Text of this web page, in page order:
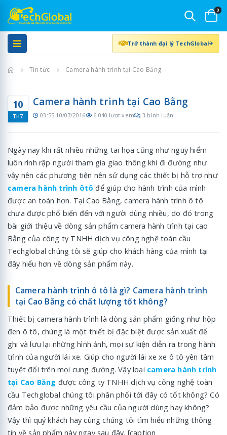
0
Trở thành đại lý TechGlobal
Trang chủ
Tin tức Camera hành trình tại Cao Bằng
10
TH7
Camera hành trình tại Cao Bằng
03:55 10/07/2016 6.040 lượt xem 3 bình luận
Ngày nay khi rất nhiều những tai họa cũng như nguy hiểm
luôn rình rập người tham gia giao thông khi đi đường như
vậy nên các phương tiện nên sử dụng các thiết bị hỗ trợ như
camera hành trình ôtô để giúp cho hành trình của mình
được an toàn hơn. Tại Cao Bằng, camera hành trình ô tô
chưa được phổ biến đến với người dùng nhiều, do đó trong
bài giới thiệu về dòng sản phẩm camera hành trình tại cao
Bằng của công ty TNHH dịch vụ công nghệ toàn cầu
Techglobal chúng tôi sẽ giúp cho khách hàng của mình tại
đây hiểu hơn về dòng sản phẩm này.
Camera hành trình ô tô là gì? Camera hành trình
tại Cao Bằng có chất lượng tốt không?
Thiết bị camera hành trình là dòng sản phẩm giống như hộp
đen ô tô, chúng là một thiết bị đặc biệt được sản xuất để
ghi và lưu lại những hình ảnh, mọi sự kiện diễn ra trong hành
trình của người lái xe. Giúp cho người lái xe xe ô tô yên tâm
tuyệt đối trên mọi cung đường. Vậy loại camera hành trình
tại Cao Bằng được công ty TNHH dịch vụ công nghệ toàn
cầu Techglobal chúng tôi phân phối tới đây có tốt không? Có
đảm bảo được những yêu cầu của người dùng hay không?
Vậy thì quý khách hãy cùng chúng tôi tìm hiểu những thông
tin về sản phẩm này ngay sau đây. [caption